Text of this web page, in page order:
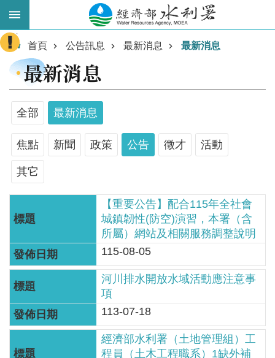
跳到主要內容區塊
進
階
搜
業
務
主
最
新
水
情
:::
首頁 公告訊息 最新消息 最新消息
最新消息
全部 最新消息
焦點 新聞 政策 公告 徵才 活動
其它
【重要公告】配合115年全社會
城鎮韌性(防空)演習，本署（含
所屬）網站及相關服務調整說明
115-08-05
河川排水開放水域活動應注意事
項
113-07-18
經濟部水利署（土地管理組）工
程員（土木工程職系）1缺外補